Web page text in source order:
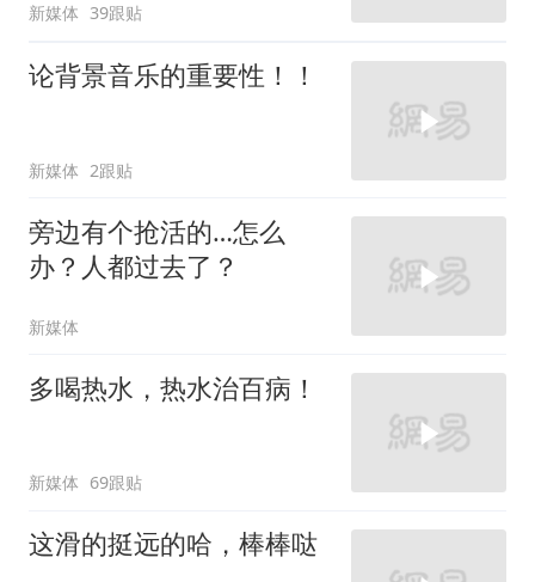
新媒体 39跟贴
论背景音乐的重要性！！
新媒体 2跟贴
旁边有个抢活的…怎么
办？人都过去了？
新媒体
多喝热水，热水治百病！
新媒体 69跟贴
这滑的挺远的哈，棒棒哒